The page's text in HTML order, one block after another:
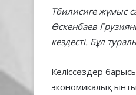
Тбилисиге жұмыс
Өскенбаев
кездесті. Бұл
Келіссөздер
экономикалық